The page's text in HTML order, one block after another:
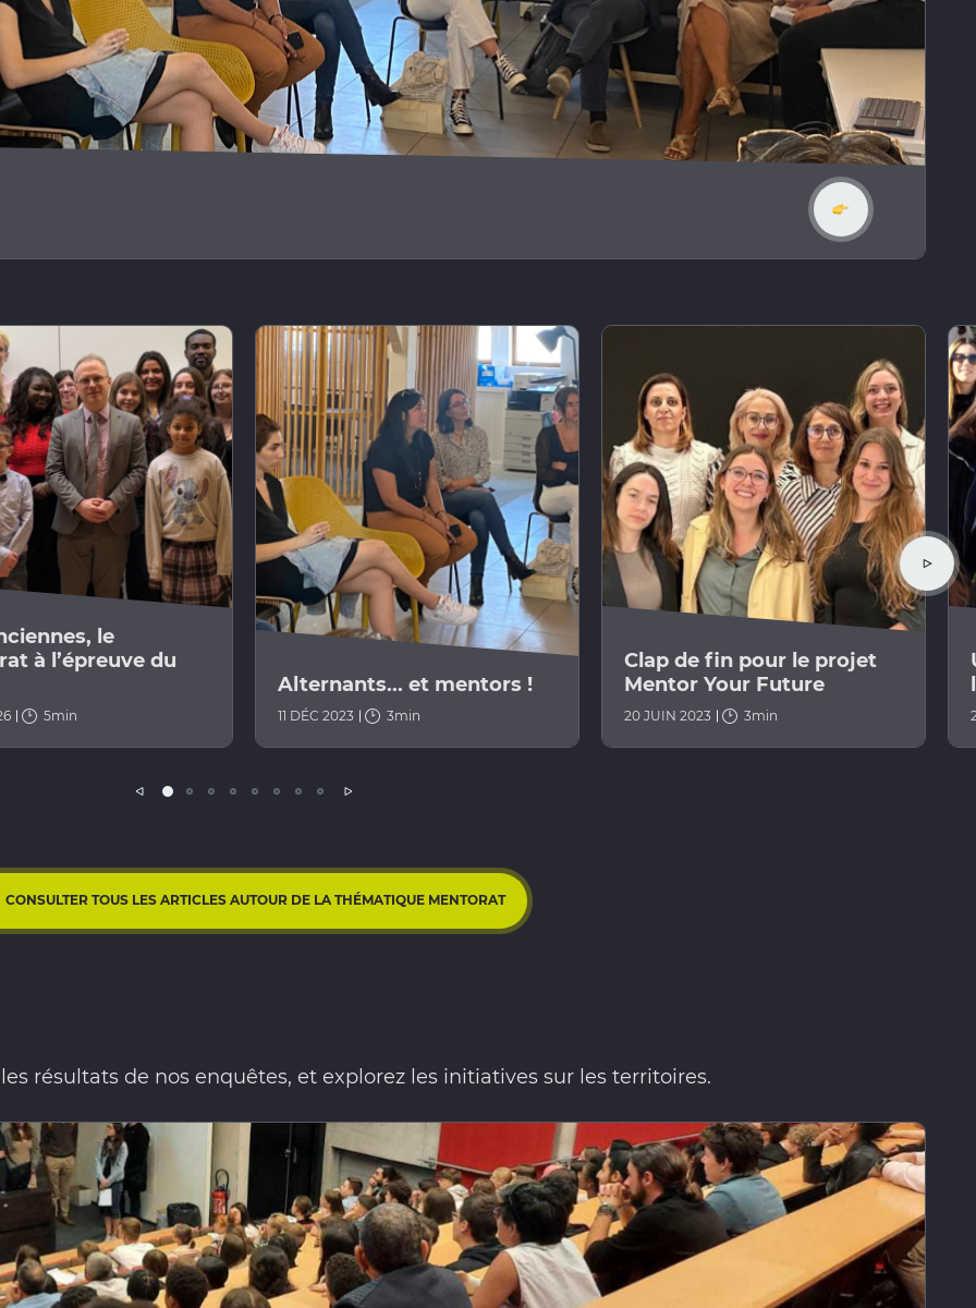
En savoir plus
le
à l’épreuve du
5min
Alternants... et mentors !
11 DÉC 2023 3min
Clap de fin pour le projet
Mentor Your Future
20 JUIN 2023 3min
CONSULTER TOUS LES ARTICLES AUTOUR DE LA THÉMATIQUE MENTORAT
résultats de nos enquêtes, et explorez les initiatives sur les territoires.